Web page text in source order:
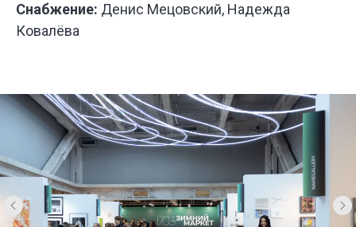
Снабжение: Денис Мецовский, Надежда
Ковалёва